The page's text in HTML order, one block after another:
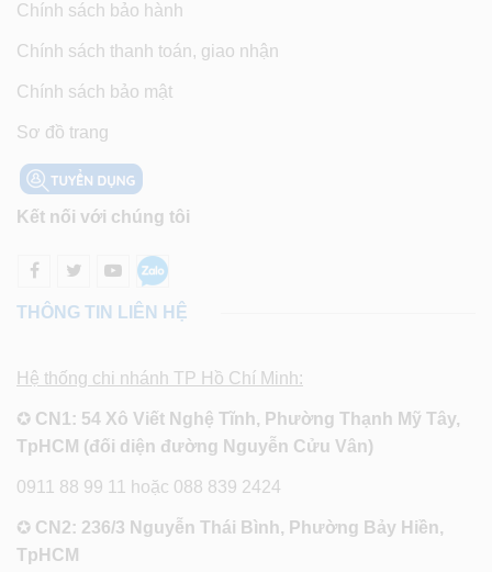
Chính sách bảo hành
Chính sách thanh toán, giao nhận
Chính sách bảo mật
Sơ đồ trang
Kết nối với chúng tôi
THÔNG TIN LIÊN HỆ
Hệ thống chi nhánh TP Hồ Chí Minh:
✪ CN1: 54 Xô Viết Nghệ Tĩnh, Phường Thạnh Mỹ Tây,
TpHCM (đối diện đường Nguyễn Cửu Vân)
0911 88 99 11 hoặc 088 839 2424
✪ CN2: 236/3 Nguyễn Thái Bình, Phường Bảy Hiền,
TpHCM